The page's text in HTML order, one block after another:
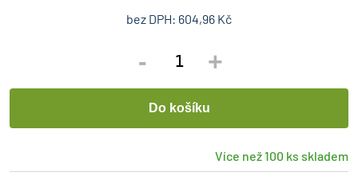
bez DPH: 604,96 Kč
- +
Více než 100 ks skladem